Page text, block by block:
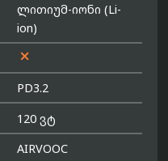
ლითიუმ-იონი (Li-
ion)

PD3.2
120 ვტ
AIRVOOC